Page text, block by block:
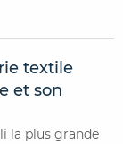
textile
et son
la plus grande